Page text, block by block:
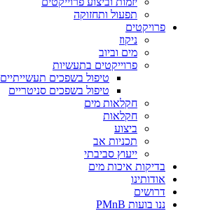
תפעול ותחזוקה
פרויקטים
ניקוז
מים וביוב
פרוייקטים בתעשיות
טיפול בשפכים תעשייתיים
טיפול בשפכים סניטריים
חקלאות מים
חקלאות
ביצוע
תכניות אב
ייעוץ סביבתי
בדיקות איכות מים
אודותינו
דרושים
ננו בועות PMnB